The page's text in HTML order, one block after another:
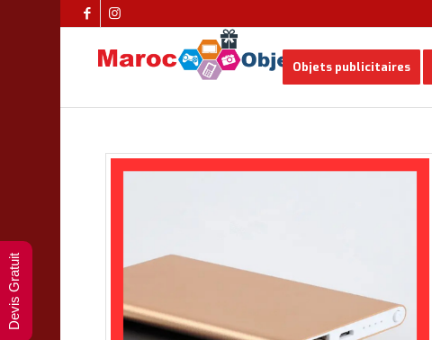
Objets publicitaires
Devis Gratuit